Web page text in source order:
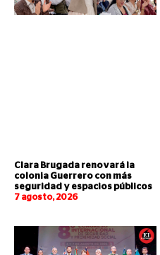
Clara Brugada renovará la
colonia Guerrero con más
seguridad y espacios públicos
7 agosto, 2026